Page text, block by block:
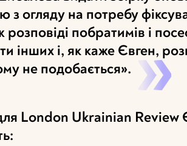
з огляду на потребу
розповіді побратимів і
інших і, як каже Євген,
не подобається».
London Ukrainian